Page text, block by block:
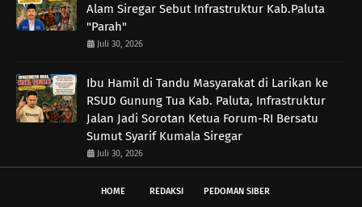
Alam Siregar Sebut Infrastruktur Kab.Paluta
"Parah"
Juli 30, 2026
Ibu Hamil di Tandu Masyarakat di Larikan ke
RSUD Gunung Tua Kab. Paluta, Infrastruktur
Jalan Jadi Sorotan Ketua Forum-RI Bersatu
Sumut Syarif Kumala Siregar
Juli 30, 2026
HOME REDAKSI PEDOMAN SIBER